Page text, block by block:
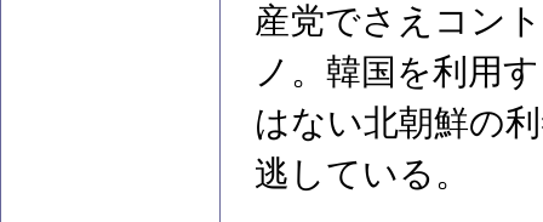
産党でさえコン
ノ。韓国を利用
はない北朝鮮の
逃している。